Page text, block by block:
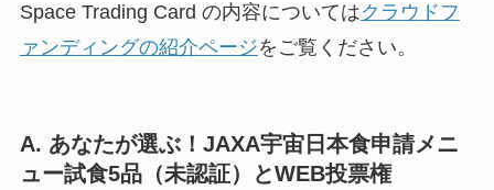
Space Trading Card の内容についてはクラウドフ
ァンディングの紹介ページをご覧ください。
A. あなたが選ぶ！JAXA宇宙日本食申請メニ
ュー試食5品（未認証）とWEB投票権